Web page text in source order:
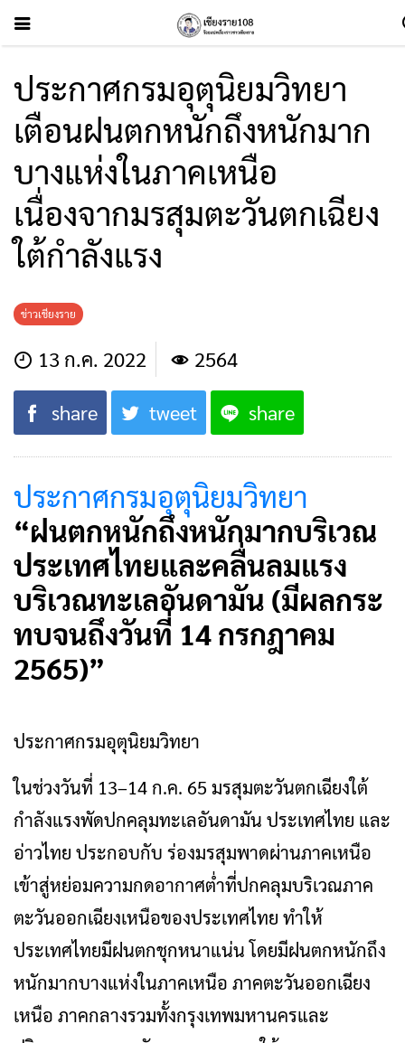
ประกาศกรมอุตุนิยมวิทยา
เตือนฝนตกหนักถึงหนักมาก
บางแห่งในภาคเหนือ
เนื่องจากมรสุมตะวันตกเฉียง
ใต้กำลังแรง
ข่าวเชียงราย
13 ก.ค. 2022 2564
share tweet share
ประกาศกรมอุตุนิยมวิทยา
“ฝนตกหนักถึงหนักมากบริเวณ
ประเทศไทยและคลื่นลมแรง
บริเวณทะเลอันดามัน (มีผลกระ
ทบจนถึงวันที่ 14 กรกฎาคม
2565)”
ประกาศกรมอุตุนิยมวิทยา
ในช่วงวันที่ 13–14 ก.ค. 65 มรสุมตะวันตกเฉียงใต้
กำลังแรงพัดปกคลุมทะเลอันดามัน ประเทศไทย และ
อ่าวไทย ประกอบกับ ร่องมรสุมพาดผ่านภาคเหนือ
เข้าสู่หย่อมความกดอากาศต่ำที่ปกคลุมบริเวณภาค
ตะวันออกเฉียงเหนือของประเทศไทย ทำให้
ประเทศไทยมีฝนตกชุกหนาแน่น โดยมีฝนตกหนักถึง
หนักมากบางแห่งในภาคเหนือ ภาคตะวันออกเฉียง
เหนือ ภาคกลางรวมทั้งกรุงเทพมหานครและ